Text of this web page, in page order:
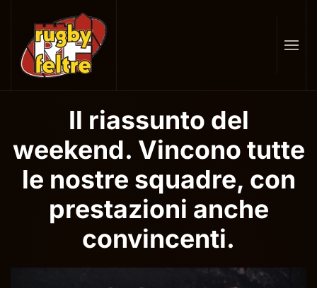
Skip
to
main
Il riassunto del
weekend. Vincono tutte
le nostre squadre, con
prestazioni anche
convincenti.